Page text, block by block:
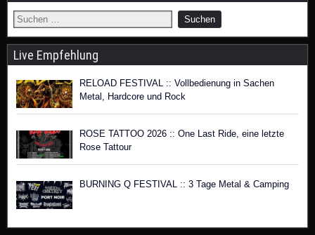
Live Empfehlung
RELOAD FESTIVAL :: Vollbedienung in Sachen
Metal, Hardcore und Rock
ROSE TATTOO 2026 :: One Last Ride, eine letzte
Rose Tattour
BURNING Q FESTIVAL :: 3 Tage Metal & Camping